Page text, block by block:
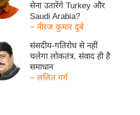
सेना उतारेंगे Turkey और
Saudi Arabia?
~ नीरज कुमार दुबे
संसदीय-गतिरोध से नहीं
चलेगा लोकतंत्र, संवाद ही है
समाधान
~ ललित गर्ग